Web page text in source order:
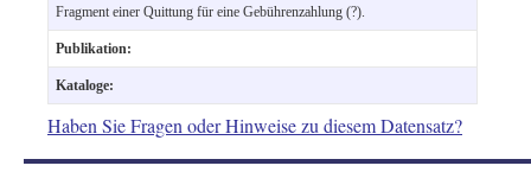
Fragment einer Quittung für eine Gebührenzahlung (?).
Publikation:
Kataloge:
Haben Sie Fragen oder Hinweise zu diesem Datensatz?